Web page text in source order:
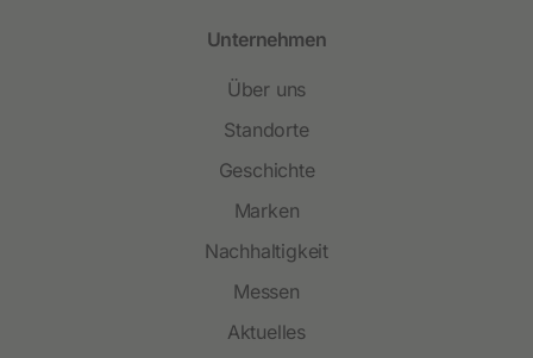
Unternehmen
Über uns
Standorte
Geschichte
Marken
Nachhaltigkeit
Messen
Aktuelles